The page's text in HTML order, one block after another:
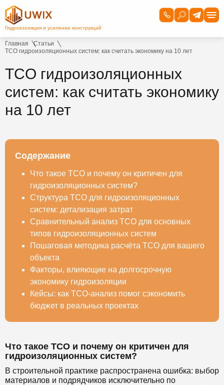
Главная
Статьи
TCO гидроизоляционных систем: как считать экономику на 10 лет
TCO гидроизоляционных
систем: как считать экономику
на 10 лет
Содержание
Что такое TCO и почему он критичен для
гидроизоляционных систем?
Структура TCO для гидроизоляционных
систем: детализация затрат
Сравнительный анализ TCO для основных
типов гидроизоляционных систем
Пошаговая методика расчёта TCO для вашего
объекта
Факторы, влияющие на долгосрочную
экономику гидроизоляции
Кейсы: как TCO-анализ помог сэкономить
бюджет в реальных проектах
Что такое TCO и почему он критичен для
гидроизоляционных систем?
В строительной практике распространена ошибка: выбор
материалов и подрядчиков исключительно по